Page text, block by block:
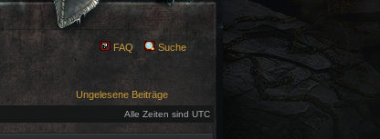
FAQ Suche
Ungelesene Beiträge
Alle Zeiten sind UTC